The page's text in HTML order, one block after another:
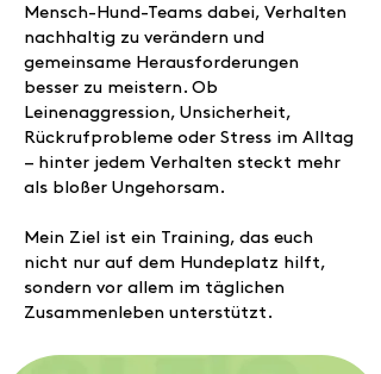
Mensch-Hund-Teams dabei, Verhalten
nachhaltig zu verändern und
gemeinsame Herausforderungen
besser zu meistern. Ob
Leinenaggression, Unsicherheit,
Rückrufprobleme oder Stress im Alltag
– hinter jedem Verhalten steckt mehr
als bloßer Ungehorsam.
Mein Ziel ist ein Training, das euch
nicht nur auf dem Hundeplatz hilft,
sondern vor allem im täglichen
Zusammenleben unterstützt.